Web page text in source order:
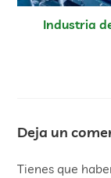
Industria
Deja un
Tienes que